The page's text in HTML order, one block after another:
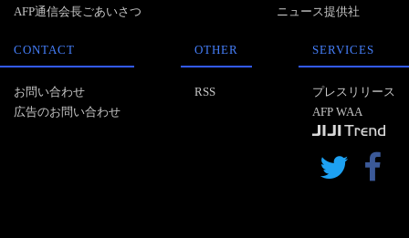
AFP通信会長ごあいさつ
ニュース提供社
CONTACT
お問い合わせ
広告のお問い合わせ
OTHER
RSS
SERVICES
プレスリリース
AFP WAA